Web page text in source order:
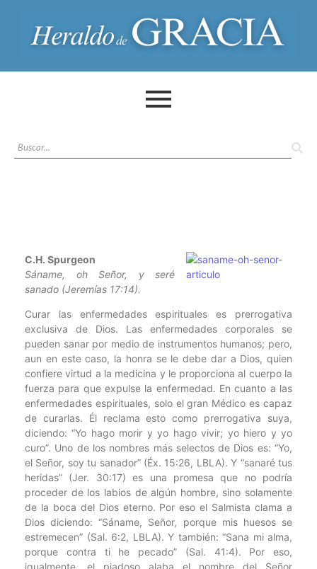
C.H. Spurgeon
Sáname, oh Señor, y seré
sanado (Jeremías 17:14).
Curar las enfermedades espirituales es prerrogativa
exclusiva de Dios. Las enfermedades corporales se
pueden sanar por medio de instrumentos humanos; pero,
aun en este caso, la honra se le debe dar a Dios, quien
confiere virtud a la medicina y le proporciona al cuerpo la
fuerza para que expulse la enfermedad. En cuanto a las
enfermedades espirituales, solo el gran Médico es capaz
de curarlas. Él reclama esto como prerrogativa suya,
diciendo: “Yo hago morir y yo hago vivir; yo hiero y yo
curo”. Uno de los nombres más selectos de Dios es: “Yo,
el Señor, soy tu sanador” (Éx. 15:26, LBLA). Y “sanaré tus
heridas” (Jer. 30:17) es una promesa que no podría
proceder de los labios de algún hombre, sino solamente
de la boca del Dios eterno. Por eso el Salmista clama a
Dios diciendo: “Sáname, Señor, porque mis huesos se
estremecen” (Sal. 6:2, LBLA). Y también: “Sana mi alma,
porque contra ti he pecado” (Sal. 41:4). Por eso,
igualmente, el piadoso alaba el nombre del Señor